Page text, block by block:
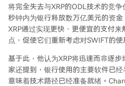
将完全失去与XRP的ODL技术的竞争
秒钟内为银行释放数万亿美元的资金
XRP通过实现更快、更便宜的支付来
点，促使它们重新考虑对SWIFT的使
基于此，他认为XRP将迅速而非逐步
家还提到，银行使用的主要软件已经
意味着技术路径已经准备就绪。